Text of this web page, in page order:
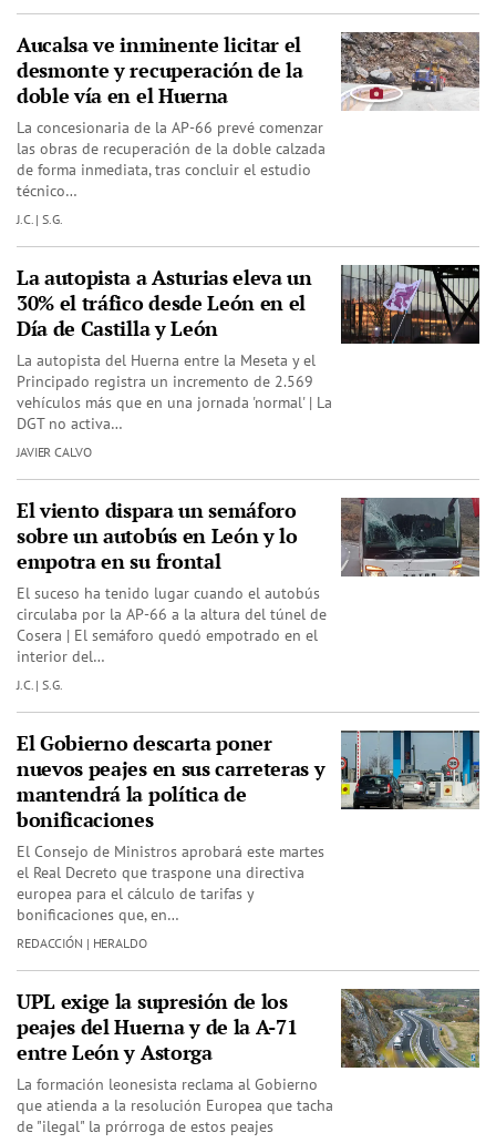
Aucalsa ve inminente licitar el
desmonte y recuperación de la
doble vía en el Huerna
La concesionaria de la AP-66 prevé comenzar
las obras de recuperación de la doble calzada
de forma inmediata, tras concluir el estudio
técnico…
J.C. | S.G.
La autopista a Asturias eleva un
30% el tráfico desde León en el
Día de Castilla y León
La autopista del Huerna entre la Meseta y el
Principado registra un incremento de 2.569
vehículos más que en una jornada 'normal' | La
DGT no activa…
JAVIER CALVO
El viento dispara un semáforo
sobre un autobús en León y lo
empotra en su frontal
El suceso ha tenido lugar cuando el autobús
circulaba por la AP-66 a la altura del túnel de
Cosera | El semáforo quedó empotrado en el
interior del…
J.C. | S.G.
El Gobierno descarta poner
nuevos peajes en sus carreteras y
mantendrá la política de
bonificaciones
El Consejo de Ministros aprobará este martes
el Real Decreto que traspone una directiva
europea para el cálculo de tarifas y
bonificaciones que, en…
REDACCIÓN | HERALDO
UPL exige la supresión de los
peajes del Huerna y de la A-71
entre León y Astorga
La formación leonesista reclama al Gobierno
que atienda a la resolución Europea que tacha
de "ilegal" la prórroga de estos peajes